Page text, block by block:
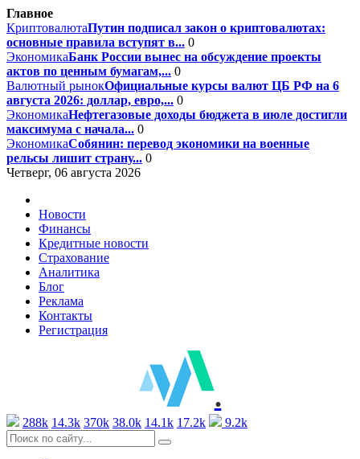
Главное
КриптовалютаПутин подписал закон о криптовалютах:
основные правила вступят в... 0
ЭкономикаБанк России вынес на обсуждение проекты
актов по ценным бумагам,... 0
Валютный рынокОфициальные курсы валют ЦБ РФ на 6
августа 2026: доллар, евро,... 0
ЭкономикаНефтегазовые доходы бюджета в июле достигли
максимума с начала... 0
ЭкономикаСобянин: перевод экономики на военные
рельсы лишит страну... 0
Четверг, 06 августа 2026
Новости
Финансы
Кредитные новости
Страхование
Аналитика
Блог
Реклама
Контакты
Регистрация
.
288k 14.3k 370k 38.0k 14.1k 17.2k 9.2k